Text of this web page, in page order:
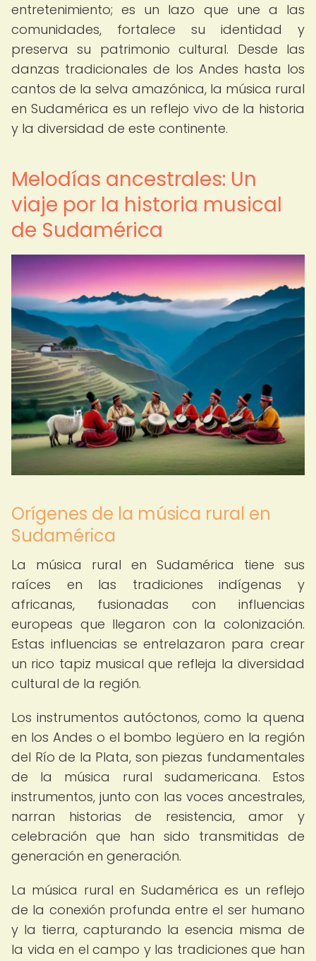
entretenimiento; es un lazo que une a las
comunidades, fortalece su identidad y
preserva su patrimonio cultural. Desde las
danzas tradicionales de los Andes hasta los
cantos de la selva amazónica, la música rural
en Sudamérica es un reflejo vivo de la historia
y la diversidad de este continente.
Melodías ancestrales: Un
viaje por la historia musical
de Sudamérica
Orígenes de la música rural en
Sudamérica
La música rural en Sudamérica tiene sus
raíces en las tradiciones indígenas y
africanas, fusionadas con influencias
europeas que llegaron con la colonización.
Estas influencias se entrelazaron para crear
un rico tapiz musical que refleja la diversidad
cultural de la región.
Los instrumentos autóctonos, como la quena
en los Andes o el bombo legüero en la región
del Río de la Plata, son piezas fundamentales
de la música rural sudamericana. Estos
instrumentos, junto con las voces ancestrales,
narran historias de resistencia, amor y
celebración que han sido transmitidas de
generación en generación.
La música rural en Sudamérica es un reflejo
de la conexión profunda entre el ser humano
y la tierra, capturando la esencia misma de
la vida en el campo y las tradiciones que han